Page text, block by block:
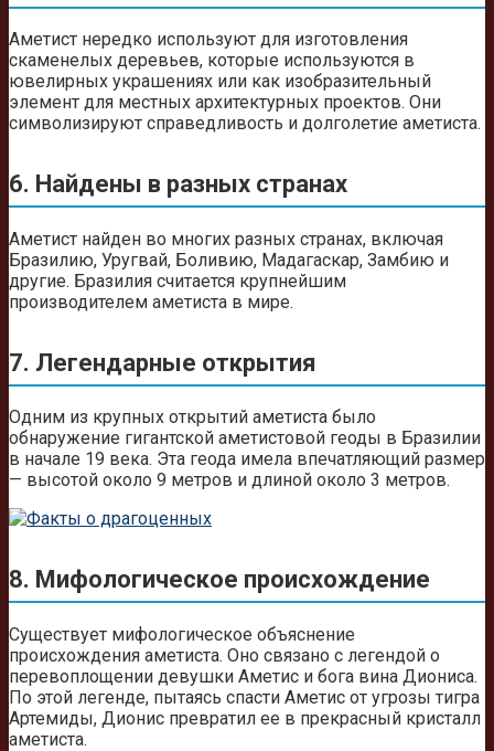
Аметист нередко используют для изготовления
скаменелых деревьев, которые используются в
ювелирных украшениях или как изобразительный
элемент для местных архитектурных проектов. Они
символизируют справедливость и долголетие аметиста.
6. Найдены в разных странах
Аметист найден во многих разных странах, включая
Бразилию, Уругвай, Боливию, Мадагаскар, Замбию и
другие. Бразилия считается крупнейшим
производителем аметиста в мире.
7. Легендарные открытия
Одним из крупных открытий аметиста было
обнаружение гигантской аметистовой геоды в Бразилии
в начале 19 века. Эта геода имела впечатляющий размер
— высотой около 9 метров и длиной около 3 метров.
8. Мифологическое происхождение
Существует мифологическое объяснение
происхождения аметиста. Оно связано с легендой о
перевоплощении девушки Аметис и бога вина Диониса.
По этой легенде, пытаясь спасти Аметис от угрозы тигра
Артемиды, Дионис превратил ее в прекрасный кристалл
аметиста.